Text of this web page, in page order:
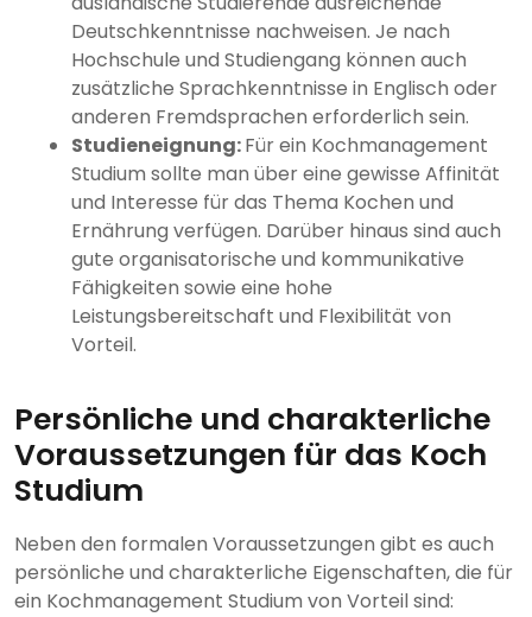
Deutschkenntnisse nachweisen. Je nach
Hochschule und Studiengang können auch
zusätzliche Sprachkenntnisse in Englisch oder
anderen Fremdsprachen erforderlich sein.
Studieneignung:Für ein Kochmanagement
Studium sollte man über eine gewisse Affinität
und Interesse für das Thema Kochen und
Ernährung verfügen. Darüber hinaus sind auch
gute organisatorische und kommunikative
Fähigkeiten sowie eine hohe
Leistungsbereitschaft und Flexibilität von
Vorteil.
Persönliche und charakterliche
Voraussetzungen für das Koch
Studium
Neben den formalen Voraussetzungen gibt es auch
persönliche und charakterliche Eigenschaften, die für
ein Kochmanagement Studium von Vorteil sind: